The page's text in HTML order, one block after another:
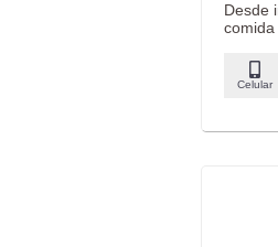
Desde
comida
Celular